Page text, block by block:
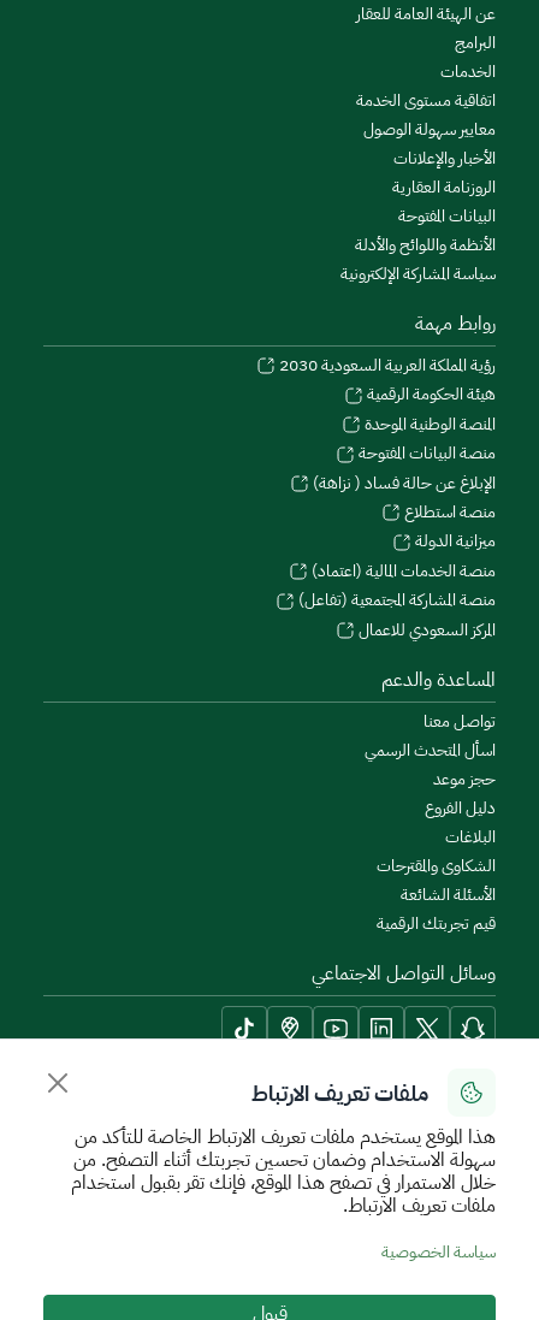
ملفات تعريف الارتباط
هذا الموقع يستخدم ملفات تعريف الارتباط الخاصة للتأكد من
سهولة الاستخدام وضمان تحسين تجربتك أثناء التصفح. من
خلال الاستمرار في تصفح هذا الموقع، فإنك تقر بقبول استخدام
ملفات تعريف الارتباط.
سياسة الخصوصية
قبول
عن الهيئة العامة للعقار
البرامج
الخدمات
اتفاقية مستوى الخدمة
معايير سهولة الوصول
الأخبار والإعلانات
الروزنامة العقارية
البيانات المفتوحة
الأنظمة واللوائح والأدلة
سياسة المشاركة الإلكترونية
روابط مهمة
رؤية المملكة العربية السعودية 2030
هيئة الحكومة الرقمية
المنصة الوطنية الموحدة
منصة البيانات المفتوحة
الإبلاغ عن حالة فساد ( نزاهة)
منصة استطلاع
ميزانية الدولة
منصة الخدمات المالية (اعتماد)
منصة المشاركة المجتمعية (تفاعل)
المركز السعودي للاعمال
المساعدة والدعم
تواصل معنا
اسأل المتحدث الرسمي
حجز موعد
دليل الفروع
البلاغات
الشكاوى والمقترحات
الأسئلة الشائعة
قيم تجربتك الرقمية
وسائل التواصل الاجتماعي
أدوات الإتاحة وامكانية الوصول
سياسة الإستخدام الآمن
جميع الحقوق محفوظة للهيئة العامة للعقار © 2026